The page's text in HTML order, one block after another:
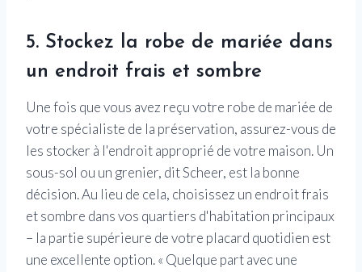
5. Stockez la robe de mariée dans
un endroit frais et sombre
Une fois que vous avez reçu votre robe de mariée de
votre spécialiste de la préservation, assurez-vous de
les stocker à l'endroit approprié de votre maison. Un
sous-sol ou un grenier, dit Scheer, est la bonne
décision. Au lieu de cela, choisissez un endroit frais
et sombre dans vos quartiers d'habitation principaux
– la partie supérieure de votre placard quotidien est
une excellente option. « Quelque part avec une